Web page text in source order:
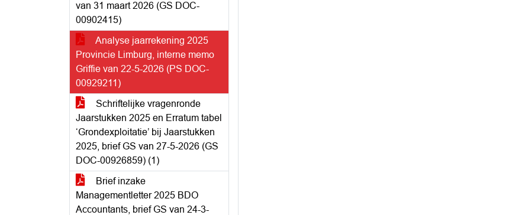
van 31 maart 2026 (GS DOC-
00902415)
Analyse jaarrekening 2025
Provincie Limburg, interne memo
Griffie van 22-5-2026 (PS DOC-
00929211)
Schriftelijke vragenronde
Jaarstukken 2025 en Erratum tabel
‘Grondexploitatie’ bij Jaarstukken
2025, brief GS van 27-5-2026 (GS
DOC-00926859) (1)
Brief inzake
Managementletter 2025 BDO
Accountants, brief GS van 24-3-